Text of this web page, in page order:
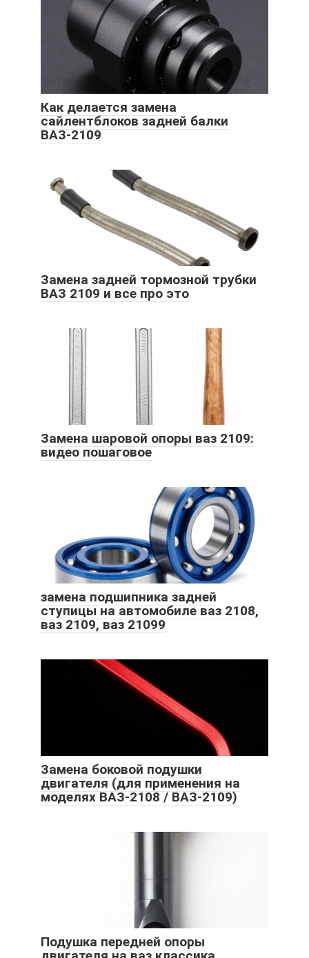
Как делается замена
сайлентблоков задней балки
ВАЗ-2109
Замена задней тормозной трубки
ВАЗ 2109 и все про это
Замена шаровой опоры ваз 2109:
видео пошаговое
замена подшипника задней
ступицы на автомобиле ваз 2108,
ваз 2109, ваз 21099
Замена боковой подушки
двигателя (для применения на
моделях ВАЗ-2108 / ВАЗ-2109)
Подушка передней опоры